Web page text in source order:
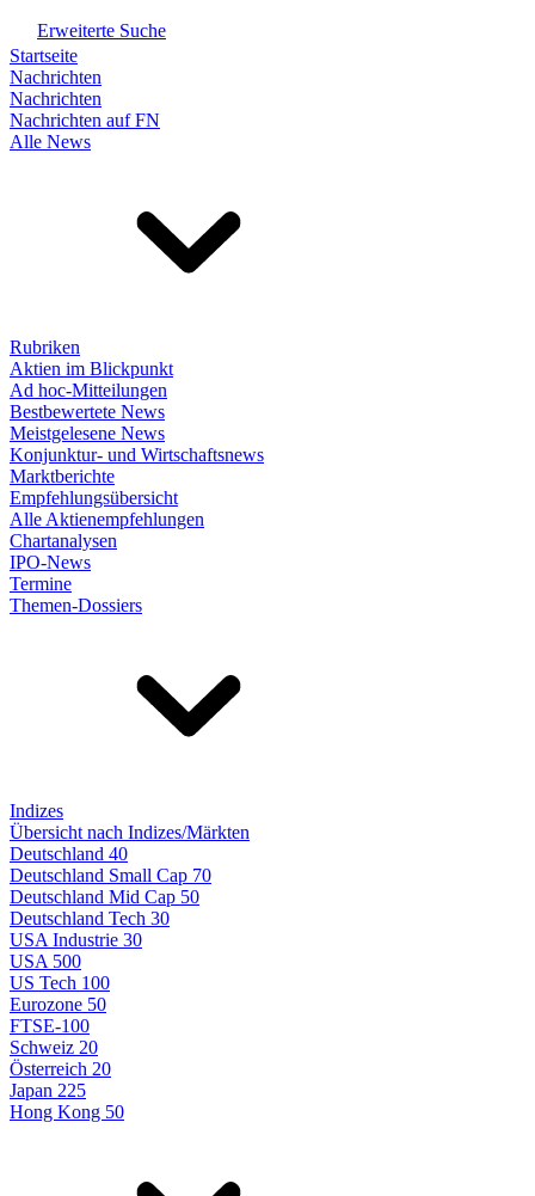
Erweiterte Suche
Startseite
Nachrichten
Nachrichten
Nachrichten auf FN
Alle News
Rubriken
Aktien im Blickpunkt
Ad hoc-Mitteilungen
Bestbewertete News
Meistgelesene News
Konjunktur- und Wirtschaftsnews
Marktberichte
Empfehlungsübersicht
Alle Aktienempfehlungen
Chartanalysen
IPO-News
Termine
Themen-Dossiers
Indizes
Übersicht nach Indizes/Märkten
Deutschland 40
Deutschland Small Cap 70
Deutschland Mid Cap 50
Deutschland Tech 30
USA Industrie 30
USA 500
US Tech 100
Eurozone 50
FTSE-100
Schweiz 20
Österreich 20
Japan 225
Hong Kong 50